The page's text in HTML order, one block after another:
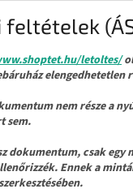
feltételek
letoltes/
elengedhetetlen
nem része a
sem.
dokumentum, csak
Ennek a